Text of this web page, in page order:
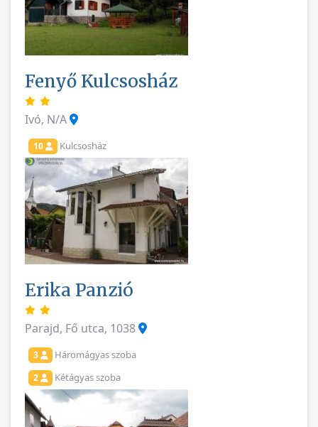
Fenyő Kulcsosház
Ivó, N/A
10 Kulcsosház
Erika Panzió
Parajd, Fő utca, 1038
3 Háromágyas szoba
2 Kétágyas szoba